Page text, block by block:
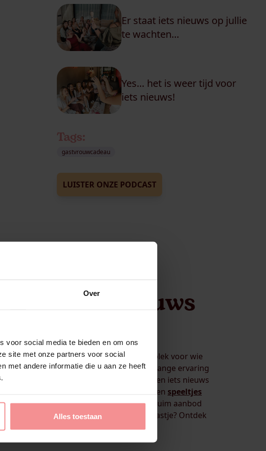
Over
voor social media te bieden en om ons
site met onze partners voor social
met andere informatie die u aan ze heeft
Alles toestaan
Er staat iets nieuws op jullie
te wachten…
Yes… het is weer tijd voor
iets nieuws!
Tags:
gastvrouwcadeau
LUISTER ONZE PODCAST
iets nieuws
het speelse zusje van LadiesNight. Dé plek voor wie
in de slaapkamer brengt. Met jarenlange ervaring
wat echt bij jou past. Of je nu solo of samen iets nieuws
je graag op weg met zorgvuldig gekozen speeltjes
artikelen,spellen,lingerieen is er een ruim aanbod
Al het plezier voor in jouw Nachtkastje? Ontdek